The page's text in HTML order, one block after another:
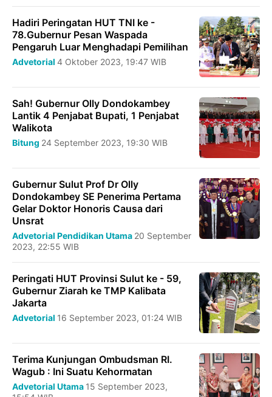
Hadiri Peringatan HUT TNI ke -
78.Gubernur Pesan Waspada
Pengaruh Luar Menghadapi Pemilihan
Advetorial 4 Oktober 2023, 19:47 WIB
Sah! Gubernur Olly Dondokambey
Lantik 4 Penjabat Bupati, 1 Penjabat
Walikota
Bitung 24 September 2023, 19:30 WIB
Gubernur Sulut Prof Dr Olly
Dondokambey SE Penerima Pertama
Gelar Doktor Honoris Causa dari
Unsrat
Advetorial Pendidikan Utama 20 September
2023, 22:55 WIB
Peringati HUT Provinsi Sulut ke - 59,
Gubernur Ziarah ke TMP Kalibata
Jakarta
Advetorial 16 September 2023, 01:24 WIB
Terima Kunjungan Ombudsman RI.
Wagub : Ini Suatu Kehormatan
Advetorial Utama 15 September 2023,